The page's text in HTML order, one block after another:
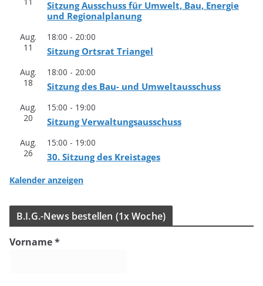
Sit­zung Aus­schuss für Umwelt, Bau, Ener­gie
und Regionalplanung
Aug.
11
18:00 - 20:00
Sit­zung Orts­rat Triangel
Aug.
18
18:00 - 20:00
Sit­zung des Bau- und Umweltausschuss
Aug.
20
15:00 - 19:00
Sit­zung Verwaltungsausschuss
Aug.
26
15:00 - 19:00
30. Sit­zung des Kreistages
Kalender anzeigen
B.I.G.-News bestel­len (1x Woche)
Vorname*